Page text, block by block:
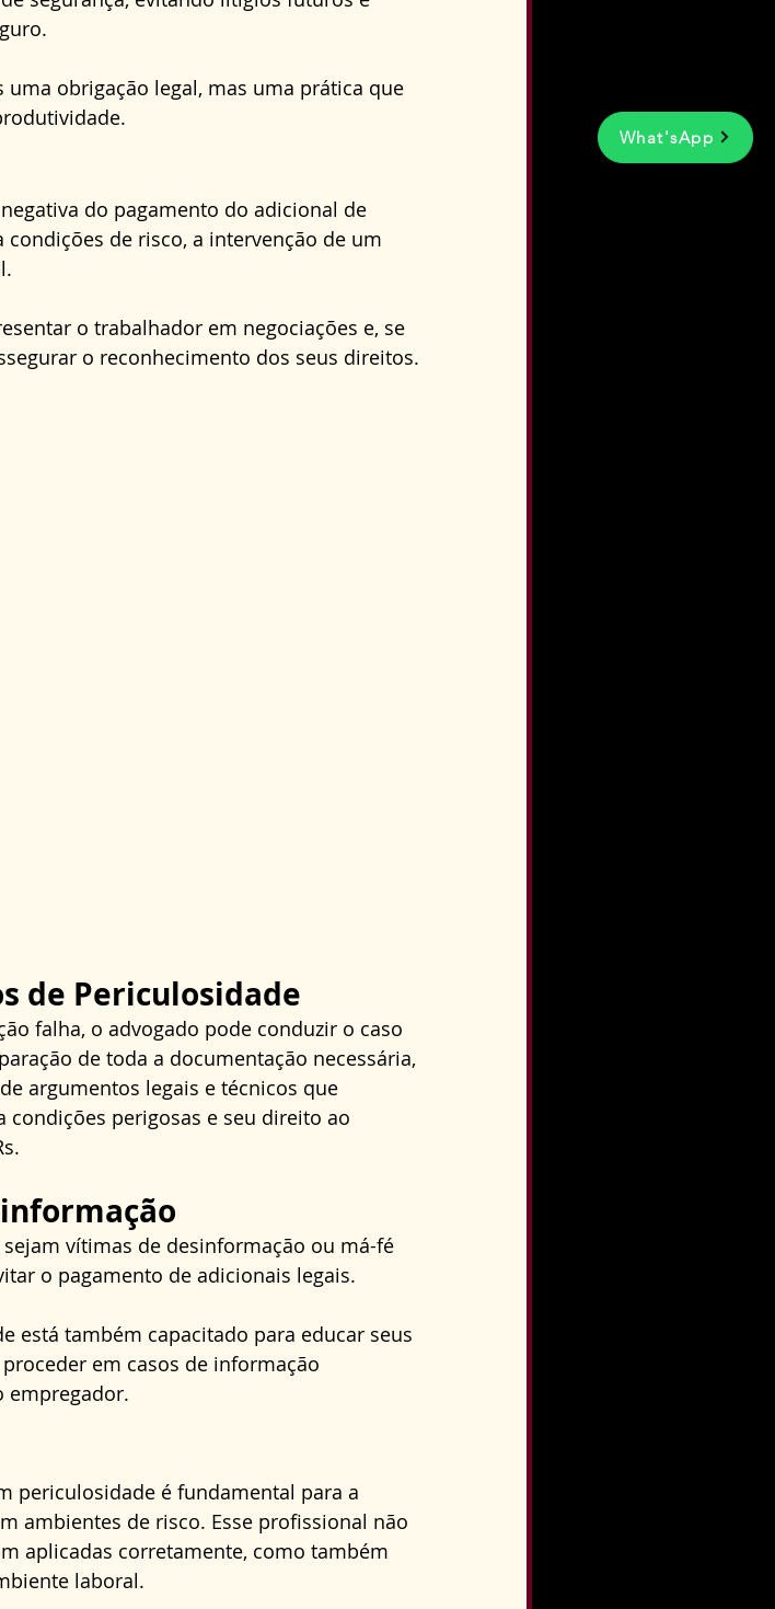
What'sApp
obrigação legal, mas uma prática que
do pagamento do adicional de
de risco, a intervenção de um
o trabalhador em negociações e, se
o reconhecimento dos seus direitos.
de Periculosidade
falha, o advogado pode conduzir o caso
de toda a documentação necessária,
argumentos legais e técnicos que
perigosas e seu direito ao
vítimas de desinformação ou má-fé
o pagamento de adicionais legais.
está também capacitado para educar seus
em casos de informação
empregador.
periculosidade é fundamental para a
ambientes de risco. Esse profissional não
aplicadas corretamente, como também
laboral.